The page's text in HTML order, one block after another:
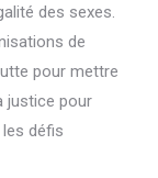
des sexes.
de
pour mettre
justice pour
défis